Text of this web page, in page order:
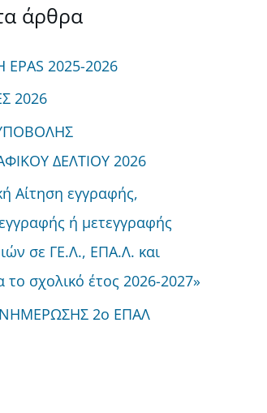
άρθρα
2025-2026
2026
ΔΕΛΤΙΟΥ 2026
Αίτηση εγγραφής,
ή μετεγγραφής
σε ΓΕ.Λ., ΕΠΑ.Λ. και
το σχολικό έτος 2026-2027»
2ο ΕΠΑΛ